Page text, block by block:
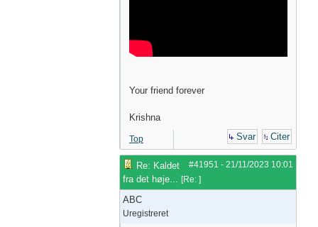
Your friend forever
Krishna
Top Svar Citer
#41951 - 21/11/2023 10:01
Re: Kaldet
fra det høje... [Re: ]
ABC
Uregistreret